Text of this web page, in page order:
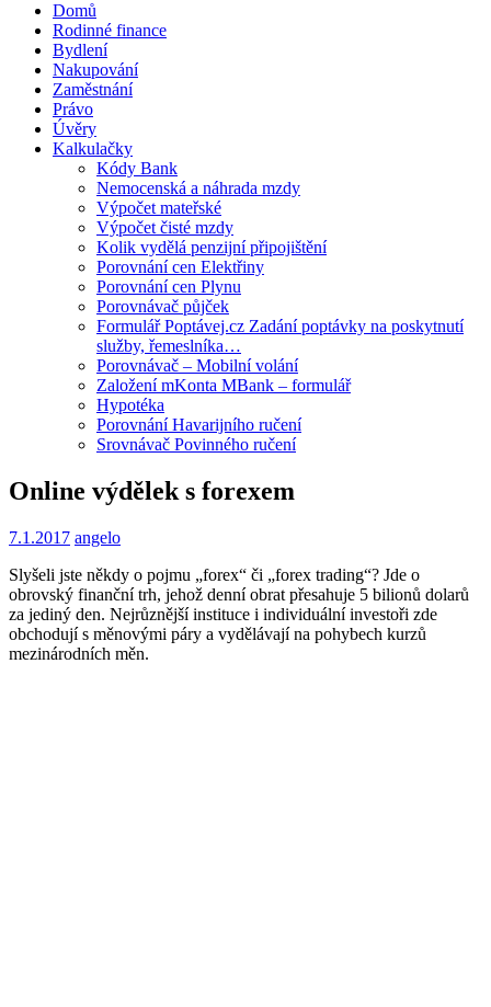
Domů
Rodinné finance
Bydlení
Nakupování
Zaměstnání
Právo
Úvěry
Kalkulačky
Kódy Bank
Nemocenská a náhrada mzdy
Výpočet mateřské
Výpočet čisté mzdy
Kolik vydělá penzijní připojištění
Porovnání cen Elektřiny
Porovnání cen Plynu
Porovnávač půjček
Formulář Poptávej.cz Zadání poptávky na poskytnutí
služby, řemeslníka…
Porovnávač – Mobilní volání
Založení mKonta MBank – formulář
Hypotéka
Porovnání Havarijního ručení
Srovnávač Povinného ručení
Online výdělek s forexem
7.1.2017 angelo
Slyšeli jste někdy o pojmu „forex“ či „forex trading“? Jde o
obrovský finanční trh, jehož denní obrat přesahuje 5 bilionů dolarů
za jediný den. Nejrůznější instituce i individuální investoři zde
obchodují s měnovými páry a vydělávají na pohybech kurzů
mezinárodních měn.